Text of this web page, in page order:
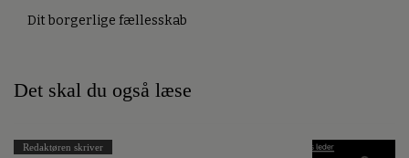
Dit borgerlige fællesskab
Det skal du også læse
Redaktøren skriver